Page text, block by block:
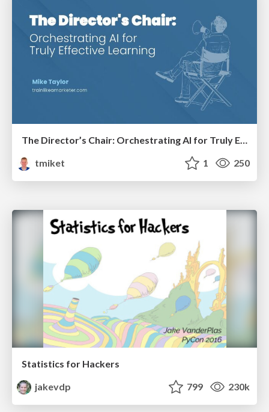
tmiket
1 250
Statistics for Hackers
jakevdp
799 230k